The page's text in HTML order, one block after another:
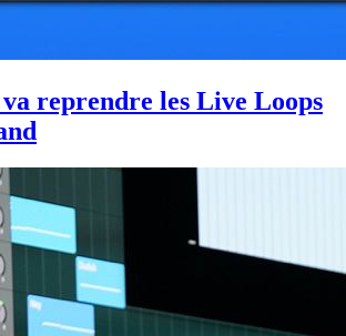
reprendre les Live Loops